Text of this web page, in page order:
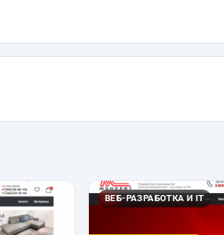
ВЕБ-РАЗРАБОТКА И IT